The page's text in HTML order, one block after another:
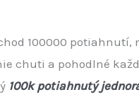
100000
chuti a pohodlné
100k potiahnutý